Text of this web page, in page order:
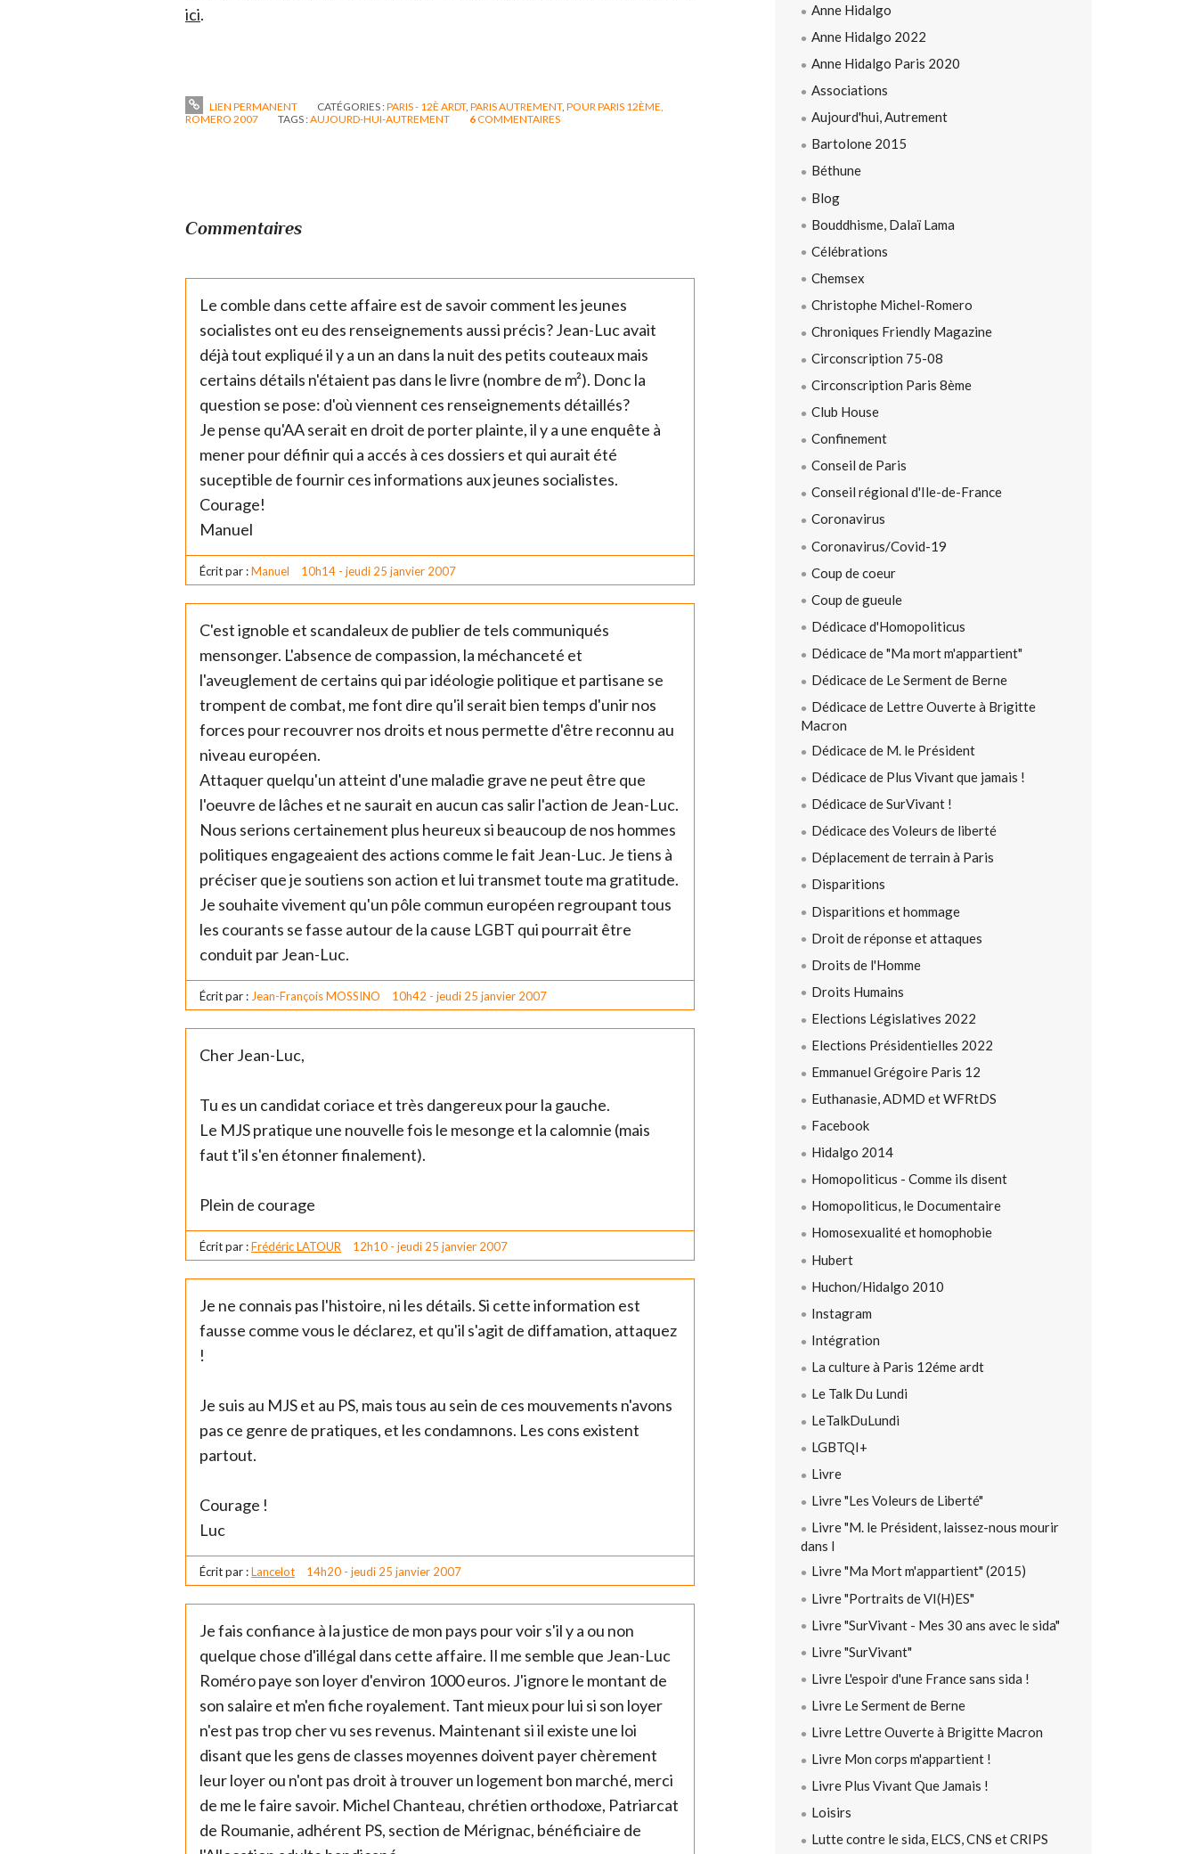
ici.
LIEN PERMANENT CATÉGORIES :PARIS - 12È ARDT, PARIS AUTREMENT, POUR PARIS 12ÈME,
ROMERO 2007
TAGS :AUJOURD-HUI-AUTREMENT 6COMMENTAIRES
Commentaires
Le comble dans cette affaire est de savoir comment les jeunes
socialistes ont eu des renseignements aussi précis? Jean-Luc avait
déjà tout expliqué il y a un an dans la nuit des petits couteaux mais
certains détails n'étaient pas dans le livre (nombre de m²). Donc la
question se pose: d'où viennent ces renseignements détaillés?
Je pense qu'AA serait en droit de porter plainte, il y a une enquête à
mener pour définir qui a accés à ces dossiers et qui aurait été
suceptible de fournir ces informations aux jeunes socialistes.
Courage!
Manuel
Écrit par :Manuel 10h14 - jeudi 25 janvier 2007
C'est ignoble et scandaleux de publier de tels communiqués
mensonger. L'absence de compassion, la méchanceté et
l'aveuglement de certains qui par idéologie politique et partisane se
trompent de combat, me font dire qu'il serait bien temps d'unir nos
forces pour recouvrer nos droits et nous permette d'être reconnu au
niveau européen.
Attaquer quelqu'un atteint d'une maladie grave ne peut être que
l'oeuvre de lâches et ne saurait en aucun cas salir l'action de Jean-Luc.
Nous serions certainement plus heureux si beaucoup de nos hommes
politiques engageaient des actions comme le fait Jean-Luc. Je tiens à
préciser que je soutiens son action et lui transmet toute ma gratitude.
Je souhaite vivement qu'un pôle commun européen regroupant tous
les courants se fasse autour de la cause LGBT qui pourrait être
conduit par Jean-Luc.
Écrit par : Jean-François MOSSINO 10h42 - jeudi 25 janvier 2007
Cher Jean-Luc,
Tu es un candidat coriace et très dangereux pour la gauche.
Le MJS pratique une nouvelle fois le mesonge et la calomnie (mais
faut t'il s'en étonner finalement).
Plein de courage
Écrit par :Frédéric LATOUR 12h10 - jeudi 25 janvier 2007
Je ne connais pas l'histoire, ni les détails. Si cette information est
fausse comme vous le déclarez, et qu'il s'agit de diffamation, attaquez
!
Je suis au MJS et au PS, mais tous au sein de ces mouvements n'avons
pas ce genre de pratiques, et les condamnons. Les cons existent
partout.
Courage !
Luc
Écrit par :Lancelot 14h20 - jeudi 25 janvier 2007
Je fais confiance à la justice de mon pays pour voir s'il y a ou non
quelque chose d'illégal dans cette affaire. Il me semble que Jean-Luc
Roméro paye son loyer d'environ 1000 euros. J'ignore le montant de
son salaire et m'en fiche royalement. Tant mieux pour lui si son loyer
n'est pas trop cher vu ses revenus. Maintenant si il existe une loi
disant que les gens de classes moyennes doivent payer chèrement
leur loyer ou n'ont pas droit à trouver un logement bon marché, merci
de me le faire savoir. Michel Chanteau, chrétien orthodoxe, Patriarcat
de Roumanie, adhérent PS, section de Mérignac, bénéficiaire de
Anne Hidalgo
Anne Hidalgo 2022
Anne Hidalgo Paris 2020
Associations
Aujourd'hui, Autrement
Bartolone 2015
Béthune
Blog
Bouddhisme, Dalaï Lama
Célébrations
Chemsex
Christophe Michel-Romero
Chroniques Friendly Magazine
Circonscription 75-08
Circonscription Paris 8ème
Club House
Confinement
Conseil de Paris
Conseil régional d'Ile-de-France
Coronavirus
Coronavirus/Covid-19
Coup de coeur
Coup de gueule
Dédicace d'Homopoliticus
Dédicace de "Ma mort m'appartient"
Dédicace de Le Serment de Berne
Dédicace de Lettre Ouverte à Brigitte
Macron
Dédicace de M. le Président
Dédicace de Plus Vivant que jamais !
Dédicace de SurVivant !
Dédicace des Voleurs de liberté
Déplacement de terrain à Paris
Disparitions
Disparitions et hommage
Droit de réponse et attaques
Droits de l'Homme
Droits Humains
Elections Législatives 2022
Elections Présidentielles 2022
Emmanuel Grégoire Paris 12
Euthanasie, ADMD et WFRtDS
Facebook
Hidalgo 2014
Homopoliticus - Comme ils disent
Homopoliticus, le Documentaire
Homosexualité et homophobie
Hubert
Huchon/Hidalgo 2010
Instagram
Intégration
La culture à Paris 12éme ardt
Le Talk Du Lundi
LeTalkDuLundi
LGBTQI+
Livre
Livre "Les Voleurs de Liberté"
Livre "M. le Président, laissez-nous mourir
dans l
Livre "Ma Mort m'appartient" (2015)
Livre "Portraits de VI(H)ES"
Livre "SurVivant - Mes 30 ans avec le sida"
Livre "SurVivant"
Livre L'espoir d'une France sans sida !
Livre Le Serment de Berne
Livre Lettre Ouverte à Brigitte Macron
Livre Mon corps m'appartient !
Livre Plus Vivant Que Jamais !
Loisirs
Lutte contre le sida, ELCS, CNS et CRIPS